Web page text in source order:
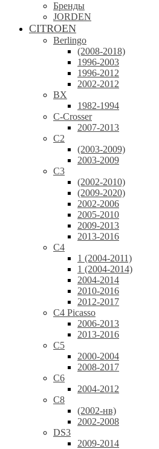
Бренды
JORDEN
CITROEN
Berlingo
(2008-2018)
1996-2003
1996-2012
2002-2012
BX
1982-1994
C-Crosser
2007-2013
C2
(2003-2009)
2003-2009
C3
(2002-2010)
(2009-2020)
2002-2006
2005-2010
2009-2013
2013-2016
C4
1 (2004-2011)
1 (2004-2014)
2004-2014
2010-2016
2012-2017
C4 Picasso
2006-2013
2013-2016
C5
2000-2004
2008-2017
C6
2004-2012
C8
(2002-нв)
2002-2008
DS3
2009-2014